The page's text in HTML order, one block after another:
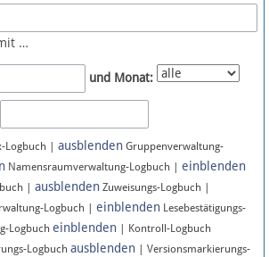
…
und Monat:
Logbuch | ausblenden Gruppenverwaltung-
Namensraumverwaltung-Logbuch | einblenden
| ausblenden Zuweisungs-Logbuch |
Logbuch | einblenden Lesebestätigungs-
Logbuch einblenden | Kontroll-Logbuch
Logbuch ausblenden | Versionsmarkierungs-